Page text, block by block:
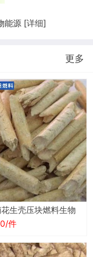
能源 [详细]
更多
生壳压块燃料生物
生物质颗粒燃料
件